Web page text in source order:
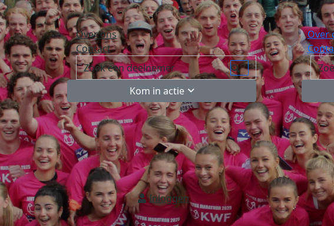
Over ons
Contact
Kom in actie
Inloggen
Over